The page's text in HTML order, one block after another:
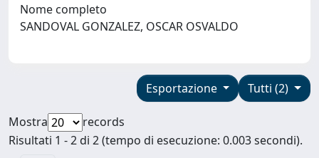
Nome completo
SANDOVAL GONZALEZ, OSCAR OSVALDO
Tutti (2)
Esportazione
Mostra
records
Risultati 1 - 2 di 2 (tempo di esecuzione: 0.003 secondi).